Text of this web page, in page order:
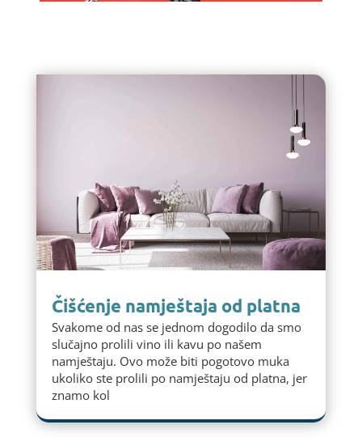
Čišćenje namještaja od platna
Svakome od nas se jednom dogodilo da smo
slučajno prolili vino ili kavu po našem
namještaju. Ovo može biti pogotovo muka
ukoliko ste prolili po namještaju od platna, jer
znamo kol